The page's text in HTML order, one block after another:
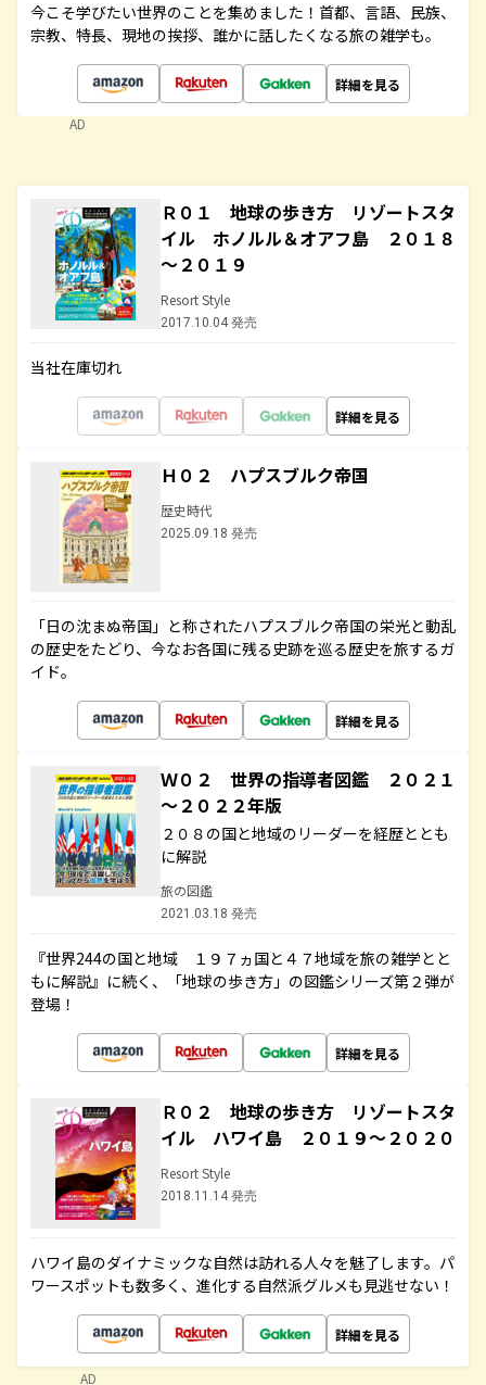
今こそ学びたい世界のことを集めました！首都、言語、民族、
宗教、特長、現地の挨拶、誰かに話したくなる旅の雑学も。
詳細を見る
AD
Ｒ０１ 地球の歩き方 リゾートスタ
イル ホノルル＆オアフ島 ２０１８
～２０１９
Resort Style
2017.10.04 発売
当社在庫切れ
詳細を見る
Ｈ０２ ハプスブルク帝国
歴史時代
2025.09.18 発売
「日の沈まぬ帝国」と称されたハプスブルク帝国の栄光と動乱
の歴史をたどり、今なお各国に残る史跡を巡る歴史を旅するガ
イド。
詳細を見る
Ｗ０２ 世界の指導者図鑑 ２０２１
～２０２２年版
２０８の国と地域のリーダーを経歴ととも
に解説
旅の図鑑
2021.03.18 発売
『世界244の国と地域 １９７ヵ国と４７地域を旅の雑学とと
もに解説』に続く、「地球の歩き方」の図鑑シリーズ第２弾が
登場！
詳細を見る
Ｒ０２ 地球の歩き方 リゾートスタ
イル ハワイ島 ２０１９～２０２０
Resort Style
2018.11.14 発売
ハワイ島のダイナミックな自然は訪れる人々を魅了します。パ
ワースポットも数多く、進化する自然派グルメも見逃せない！
詳細を見る
AD